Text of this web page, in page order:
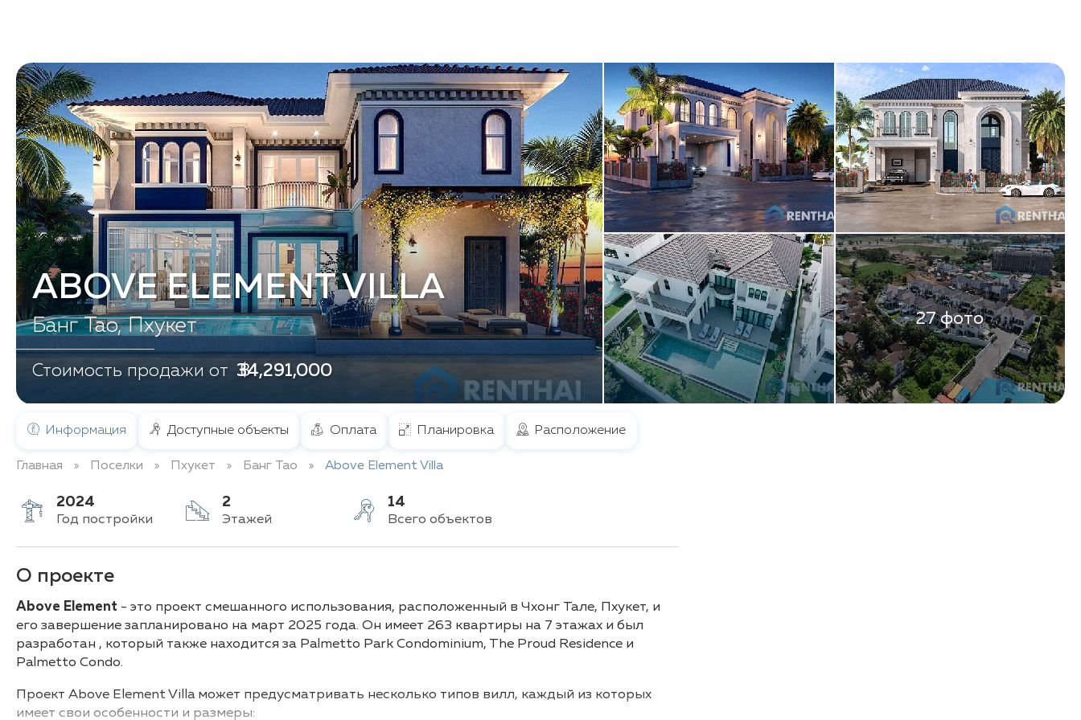
27 фото
ABOVE ELEMENT VILLA
Банг Тао, Пхукет
Стоимость продажи от ฿ 34,291,000
Информация Доступные объекты Оплата Планировка Расположение
Главная Поселки Пхукет Банг Тао Above Element Villa
2024
Год постройки
2
Этажей
14
Всего объектов
О проекте
Above Element - это проект смешанного использования, расположенный в Чхонг Тале, Пхукет, и
его завершение запланировано на март 2025 года. Он имеет 263 квартиры на 7 этажах и был
разработан , который также находится за Palmetto Park Condominium, The Proud Residence и
Palmetto Condo.
Проект Above Element Villa может предусматривать несколько типов вилл, каждый из которых
имеет свои особенности и размеры:
Вас интересует аренда или